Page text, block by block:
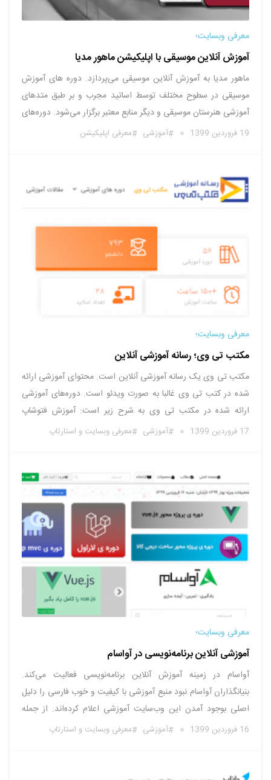
معرفی وبسایت؛
آموزش آنلاین موسیقی با اپلیکیشن ماهور مدیا
ماهور مدیا به آموزش آنلاین موسیقی می‌پردازد. دوره های آموزش
موسیقی در سطوح مختلف توسط اساتید مجرب و بر طبق متدهای
آموزشی هنرستان موسیقی و دیگر منابع معتبر برگزار می‌شود. دوره‌های
آموزشی ماهور‌مدیا عبارتند از: آموزش گیتار الکتریک آموزش ویولن
19 فروردین 1399 آموزشی معرفی اپلیکیشن
معرفی وبسایت؛
مکتب تی وی؛ رسانه آموزشی آنلاین
مکتب تی وی یک رسانه آموزشی آنلاین است. محتوای آموزشی ارائه
شده در کتب تی وی غالبا به صورت ویدئو است. دوره‌های آموزشی
ارائه شده در مکتب تی وی به شرح زیر است: آموزش فتوشاپ
آموزش ادیت عکس در فتوشاپ آموزش طراحی کاور موسیقی آموزش
17 فروردین 1399 آموزشی معرفی وبسایت و استارتاپ
معرفی وبسایت؛
آموزشی آنلاین برنامه‌نویسی در آواسام
آواسام در زمینه آموزش آنلاین برنامه‌نویسی فعالیت می‌کند.
بنیانگذاران آواسام نبود منبع آموزشی با کیفیت و خوب فارسی را دلیل
اصلی بوجود آمدن این وب‌سایت آموزشی اعلام کرده‌اند. از جمله
محصولات آموزشی ارائه شده در آواسام می‌توان به موارد زیر اشاره
16 فروردین 1399 آموزشی معرفی وبسایت و استارتاپ